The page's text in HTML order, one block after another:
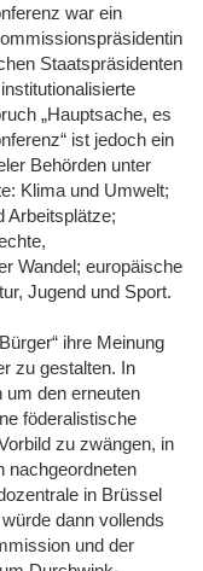
war ein
Staatspräsidenten
„Hauptsache, es
ist jedoch ein
Behörden unter
Klima und Umwelt;
Arbeitsplätze;
Wandel; europäische
Jugend und Sport.
ihre Meinung
zu gestalten. In
um den erneuten
föderalistische
zu zwängen, in
nachgeordneten
in Brüssel
dann vollends
und der